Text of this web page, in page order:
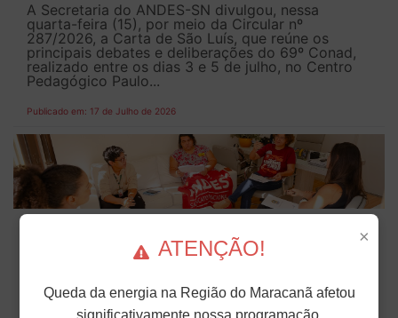
A Secretaria do ANDES-SN divulgou, nessa
quarta-feira (15), por meio da Circular nº
287/2026, a Carta de São Luís, que reúne os
principais debates e deliberações do 69º Conad,
realizado entre os dias 3 e 5 de julho, no Centro
Pedagógico Paulo...
Publicado em: 17 de Julho de 2026
ANDES-SN pressiona relator na Câmara
por avanços no PL da Negociação
Nesta terça-feira (14), representantes de entidades
×
ATENÇÃO!
Queda da energia na Região do Maracanã afetou
significativamente nossa programação.